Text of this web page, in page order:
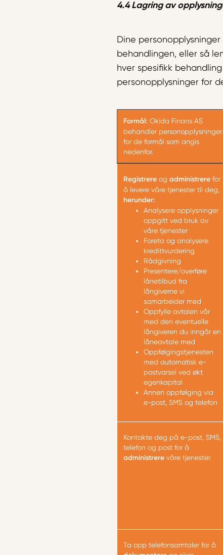
4.4 Lagring av
Dine
behandlingen, eller så
hver spesifikk
personopplysninger for
Formål: Okida Finans AS
behandler personopplysninger
for de formål som angis
nedenfor.
Registrere og administrere for
å levere våre tjenester til deg,
herunder:
Analysere opplysninger
oppgitt ved bruk av
våre tjenester
Foreta og analysere
kredittvurdering
Rådgivning
Presentere/overføre
lånetilbud fra
långiverne vi
samarbeider med
Oppfylle avtalen vår
med den eventuelle
långiveren du inngår en
låneavtale med
Oppfølgingstjenesten
med automatisk e-
postvarsel ved økt
egenkapital
Annen oppfølging via
e-post, SMS og telefon
Kontakte deg på e-post, SMS,
telefon og post for å
administrere våre tjenester.
Ta opp telefonsamtaler for å